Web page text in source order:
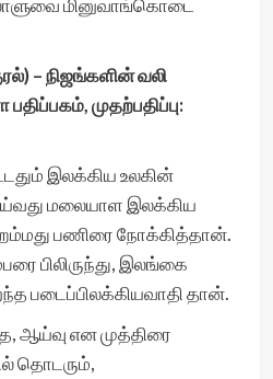
மினுவாங்கொடை
– நிஜங்களின் வலி
முதற்பதிப்பு:
இலக்கிய உலகின்
மலையாள இலக்கிய
பணிரை நோக்கித்தான்.
பிலிருந்து, இலங்கை
படைப்பிலக்கியவாதி தான்.
ஆய்வு என முத்திரை
தொடரும்,